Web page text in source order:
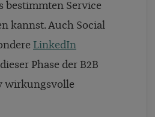
bestimmten Service
kannst. Auch Social
LinkedIn
Phase der B2B
wirkungsvolle